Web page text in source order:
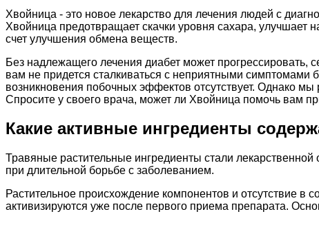
Хвойница - это новое лекарство для лечения людей с
Хвойница предотвращает скачки уровня сахара, улучшает
счет улучшения обмена веществ.
Без надлежащего лечения диабет может прогрессировать,
вам не придется сталкиваться с неприятными симптомами
возникновения побочных эффектов отсутствует. Однако
Спросите у своего врача, может ли Хвойница помочь вам
Какие активные ингредиенты
Травяные растительные ингредиенты стали
при длительной борьбе с заболеванием.
Растительное происхождение компонентов и отсутствие в
активизируются уже после первого приема препарата.